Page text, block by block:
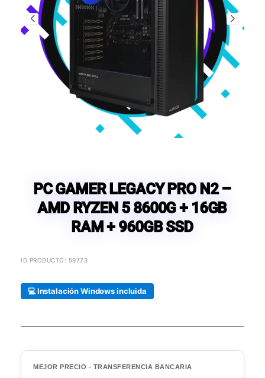
PC GAMER LEGACY PRO N2 –
AMD RYZEN 5 8600G + 16GB
RAM + 960GB SSD
ID PRODUCTO: 59773
💻 Instalación Windows incluida
MEJOR PRECIO - TRANSFERENCIA BANCARIA